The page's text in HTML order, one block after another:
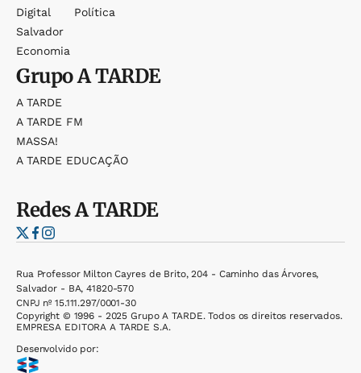
Digital
Salvador
Economia
Política
GrupoA TARDE
A TARDE
A TARDE FM
MASSA!
A TARDE EDUCAÇÃO
RedesA TARDE
Rua Professor Milton Cayres de Brito, 204 - Caminho das Árvores,
Salvador - BA, 41820-570
CNPJ nº 15.111.297/0001-30
Copyright © 1996 - 2025 Grupo A TARDE. Todos os direitos reservados.
EMPRESA EDITORA A TARDE S.A.
Desenvolvido por: